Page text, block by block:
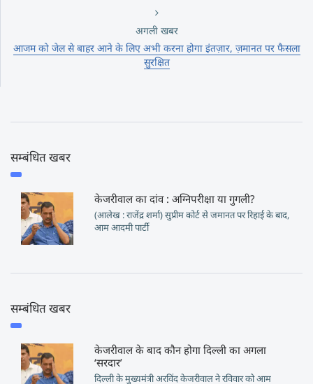
अगली खबर
आजम को जेल से बाहर आने के लिए अभी करना होगा इंतज़ार, ज़मानत पर फैसला
सुरक्षित
सम्बंधित खबर
केजरीवाल का दांव : अग्निपरीक्षा या गुगली?
(आलेख : राजेंद्र शर्मा) सुप्रीम कोर्ट से जमानत पर रिहाई के बाद,
आम आदमी पार्टी
सम्बंधित खबर
केजरीवाल के बाद कौन होगा दिल्ली का अगला
‘सरदार’
दिल्ली के मुख्यमंत्री अरविंद केजरीवाल ने रविवार को आम